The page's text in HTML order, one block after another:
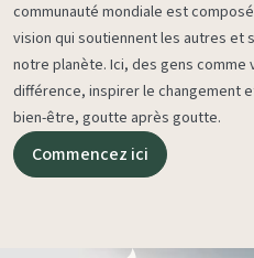
communauté mondiale est
vision qui soutiennent les autres et
notre planète. Ici, des gens
différence, inspirer le changement
bien-être, goutte après goutte.
Commencez ici